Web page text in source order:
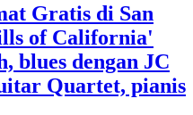
Gratis di San
of California'
blues dengan JC
Quartet, pianis